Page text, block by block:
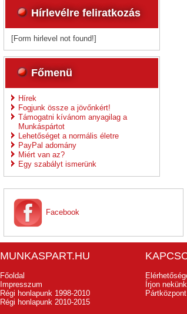
Hírlevélre feliratkozás
[Form hirlevel not found!]
Főmenü
Hírek
Fogjunk össze a jövőnkért!
Támogatni kívánom anyagilag a
Munkáspártot
Lehetőséget a normális életre
PayPal adomány
Miért van az?
Egy szabályt ismerünk
Facebook
MUNKASPART.HU
Főoldal
Impresszum
Régi honlapunk 1998-2010
Régi honlapunk 2010-2015
Írjon nekünk
Pártközpont